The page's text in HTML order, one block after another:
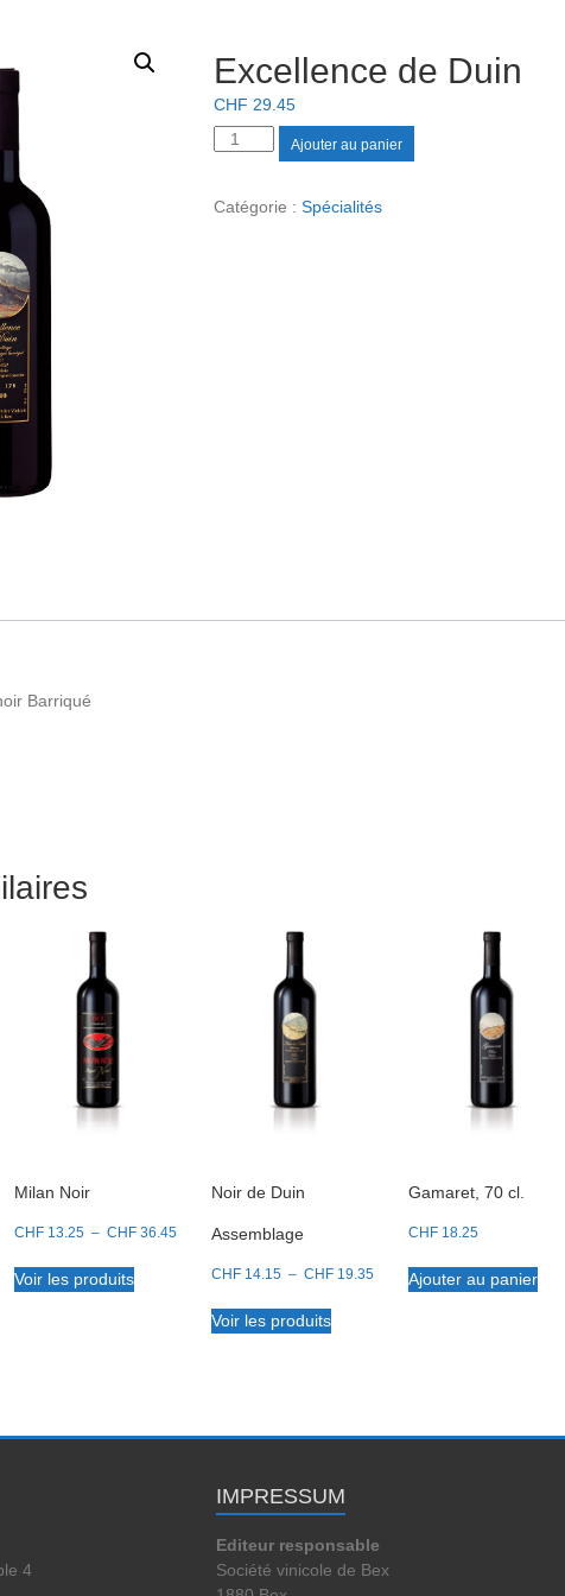
Excellence de Duin
CHF 29.45
quantité
de
Ajouter au panier
Catégorie : Spécialités
Barriqué
13.05
Milan Noir
CHF13.25 – CHF36.45Plage
CHF 36.45
Voir les produits
Noir de Duin
Assemblage
CHF14.15 – CHF19.35Plage
Voir les produits
Gamaret, 70 cl.
CHF18.25
Ajouter au panier
4
IMPRESSUM
Editeur responsable
Société vinicole de Bex